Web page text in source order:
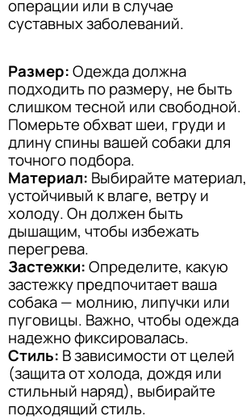
операции или в случае
суставных заболеваний.
Размер:Одежда должна
подходить по размеру, не быть
слишком тесной или свободной.
Померьте обхват шеи, груди и
длину спины вашей собаки для
точного подбора.
Материал: Выбирайте материал,
устойчивый к влаге, ветру и
холоду. Он должен быть
дышащим, чтобы избежать
перегрева.
Застежки:Определите, какую
застежку предпочитает ваша
собака — молнию, липучки или
пуговицы. Важно, чтобы одежда
надежно фиксировалась.
Стиль: В зависимости от целей
(защита от холода, дождя или
стильный наряд), выбирайте
подходящий стиль.